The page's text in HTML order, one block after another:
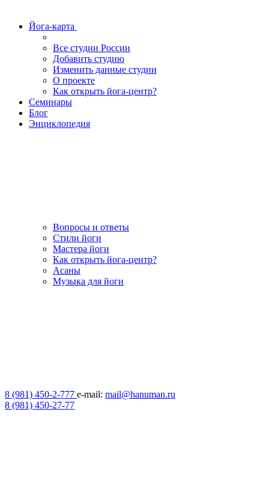
Йога-карта
Все студии России
Добавить студию
Изменить данные студии
О проекте
Как открыть йога-центр?
Семинары
Блог
Энциклопедия
Вопросы и ответы
Стили йоги
Мастера йоги
Как открыть йога-центр?
Асаны
Музыка для йоги
8 (981) 450-2-777 e-mail: mail@hanuman.ru
8 (981) 450-27-77